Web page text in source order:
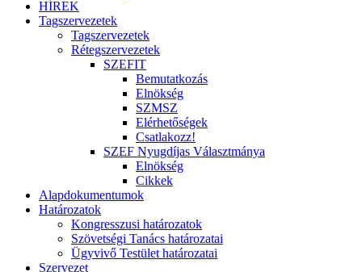
HÍREK
Tagszervezetek
Tagszervezetek
Rétegszervezetek
SZEFIT
Bemutatkozás
Elnökség
SZMSZ
Elérhetőségek
Csatlakozz!
SZEF Nyugdíjas Választmánya
Elnökség
Cikkek
Alapdokumentumok
Határozatok
Kongresszusi határozatok
Szövetségi Tanács határozatai
Ügyvivő Testület határozatai
Szervezet